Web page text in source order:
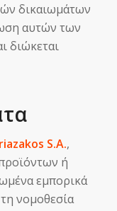
δικαιωμάτων
αυτών των
διώκεται
S.A.,
ή
εμπορικά
νομοθεσία